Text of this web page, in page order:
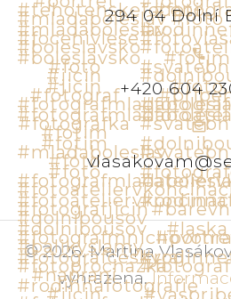
294 04 Dolní
+420 604
©2026.Martina
vyhrazena.